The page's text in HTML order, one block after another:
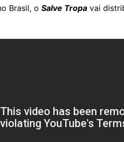
Brasil, o Salve Tropa vai